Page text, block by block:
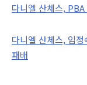
다니엘 산체스,
다니엘 산체스, 임
패배